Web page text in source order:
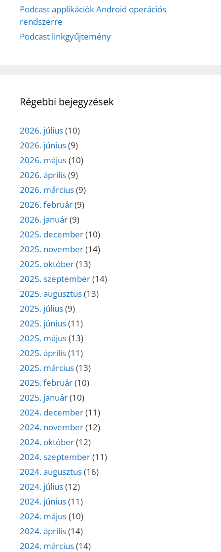
Podcast applikációk Android operációs
rendszerre
Podcast linkgyűjtemény
Régebbi bejegyzések
2026. július(10)
2026. június(9)
2026. május(10)
2026. április(9)
2026. március(9)
2026. február(9)
2026. január(9)
2025. december(10)
2025. november(14)
2025. október(13)
2025. szeptember(14)
2025. augusztus(13)
2025. július(9)
2025. június(11)
2025. május(13)
2025. április(11)
2025. március(13)
2025. február(10)
2025. január(10)
2024. december(11)
2024. november(12)
2024. október(12)
2024. szeptember(11)
2024. augusztus(16)
2024. július(12)
2024. június(11)
2024. május(10)
2024. április(14)
2024. március(14)